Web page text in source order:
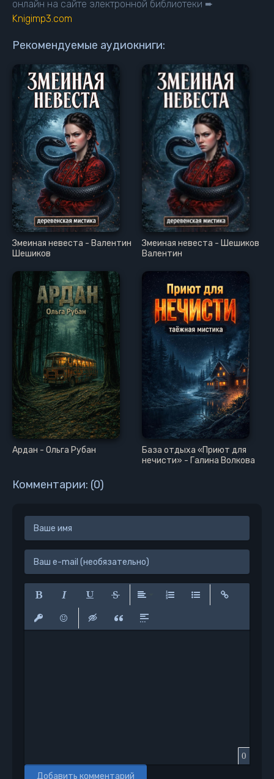
онлайн на сайте электронной библиотеки ➨
Knigimp3.com
Рекомендуемые аудиокниги:
Змеиная невеста - Валентин
Шешиков
Змеиная невеста - Шешиков
Валентин
Ардан - Ольга Рубан
База отдыха «Приют для
нечисти» - Галина Волкова
Комментарии: (0)
Полужирный
Курсив Подчеркнутый
0
Добавить комментарий